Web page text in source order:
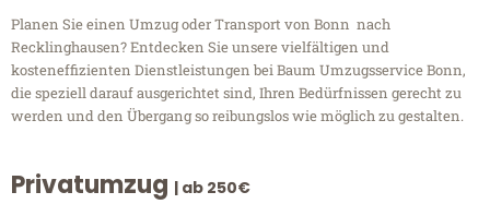
Planen Sie einen Umzug oder Transport von Bonn nach
Recklinghausen? Entdecken Sie unsere vielfältigen und
kosteneffizienten Dienstleistungen bei Baum Umzugsservice Bonn,
die speziell darauf ausgerichtet sind, Ihren Bedürfnissen gerecht zu
werden und den Übergang so reibungslos wie möglich zu gestalten.
Privatumzug | ab 250€